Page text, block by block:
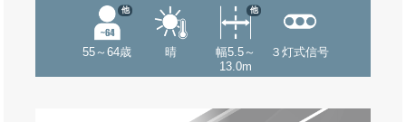
55～64歳
他
晴
幅5.5～
13.0m
他
３灯式信号